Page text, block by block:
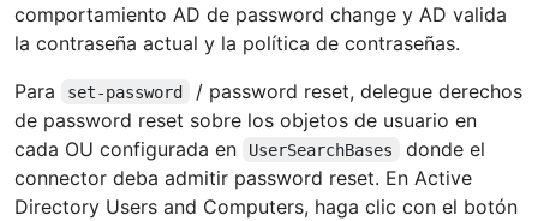
comportamiento AD de password change y AD valida
la contraseña actual y la política de contraseñas.
Para
set-password
/ password reset, delegue derechos
de password reset sobre los objetos de usuario en
cada OU configurada en
UserSearchBases
donde el
connector deba admitir password reset. En Active
Directory Users and Computers, haga clic con el botón